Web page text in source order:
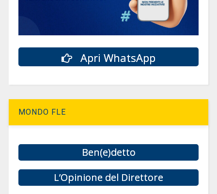
Apri WhatsApp
MONDO FLE
Ben(e)detto
L’Opinione del Direttore